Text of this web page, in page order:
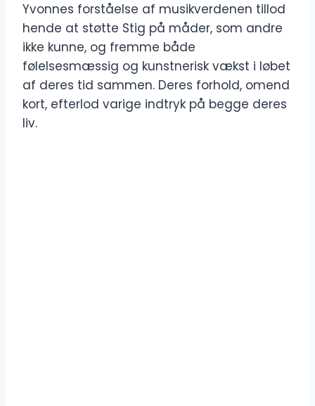
Yvonnes forståelse af musikverdenen tillod
hende at støtte Stig på måder, som andre
ikke kunne, og fremme både
følelsesmæssig og kunstnerisk vækst i løbet
af deres tid sammen. Deres forhold, omend
kort, efterlod varige indtryk på begge deres
liv.